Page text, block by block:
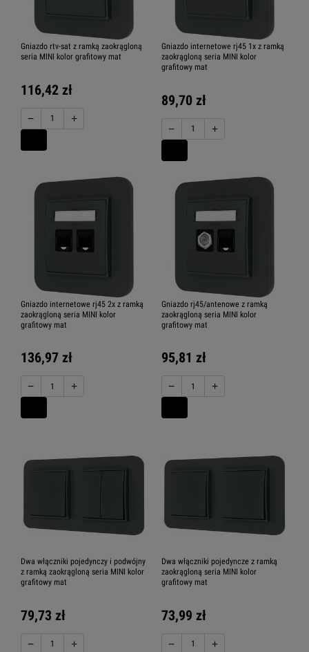
Gniazdo rtv-sat z ramką zaokrągloną
seria MINI kolor grafitowy mat
116,42 zł
− +
Gniazdo internetowe rj45 1x z ramką
zaokrągloną seria MINI kolor
grafitowy mat
89,70 zł
− +
Gniazdo internetowe rj45 2x z ramką
zaokrągloną seria MINI kolor
grafitowy mat
136,97 zł
− +
Gniazdo rj45/antenowe z ramką
zaokrągloną seria MINI kolor
grafitowy mat
95,81 zł
− +
Dwa włączniki pojedynczy i podwójny
z ramką zaokrągloną seria MINI kolor
grafitowy mat
79,73 zł
− +
Dwa włączniki pojedyncze z ramką
zaokrągloną seria MINI kolor
grafitowy mat
73,99 zł
− +